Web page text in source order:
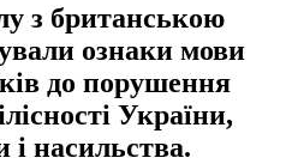
з британською
ознаки мови
до порушення
України,
і насильства.